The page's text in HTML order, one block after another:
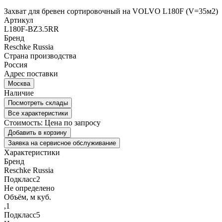
Захват для бревен сортировочный на VOLVO L180F (V=35м2)
Артикул
L180F-BZ3.5RR
Бренд
Reschke Russia
Страна производства
Россия
Адрес поставки
Москва
Наличие
Посмотреть склады
Все характеристики
Стоимость: Цена по запросу
Добавить в корзину
Заявка на сервисное обслуживание
Характеристики
Бренд
Reschke Russia
Подкласс2
Не определено
Объём, м куб.
,1
Подкласс5